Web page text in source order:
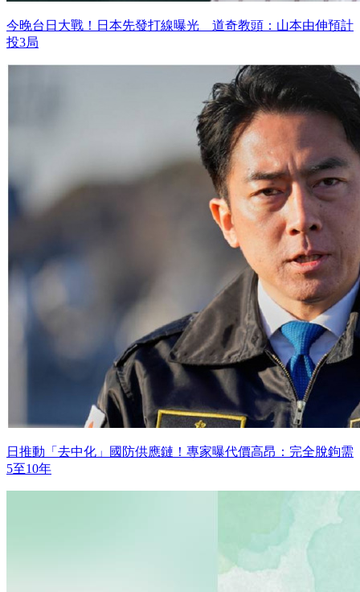
今晚台日大戰！日本先發打線曝光 道奇教頭：山本由伸預計
投3局
日推動「去中化」國防供應鏈！專家曝代價高昂：完全脫鉤需
5至10年